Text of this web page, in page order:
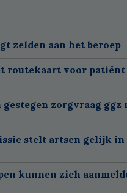
zelden aan het beroep
routekaart voor patiënt
zorgvraag ggz
stelt artsen gelijk
kunnen zich